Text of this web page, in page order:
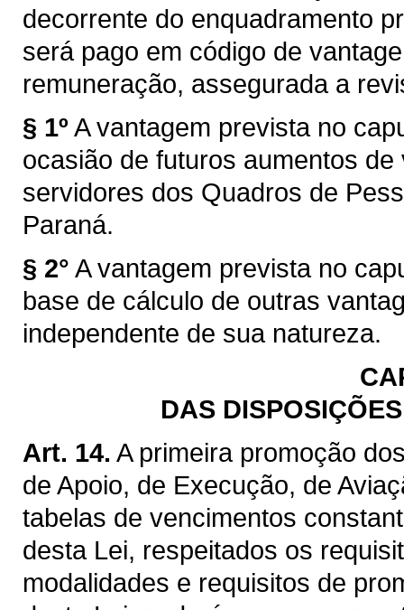
decorrente do enquadramento
será pago em código de
remuneração, assegurada a
§ 1º A vantagem prevista no
ocasião de futuros aumentos
servidores dos Quadros de
Paraná.
§ 2° A vantagem prevista no
base de cálculo de outras
independente de sua natureza.
DAS
Art. 14. A primeira promoção
de Apoio, de Execução, de
tabelas de vencimentos
desta Lei, respeitados os
modalidades e requisitos de